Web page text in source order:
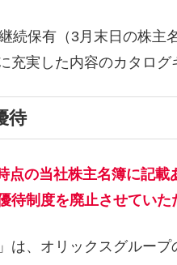
続保有（3月末日の株主
充実した内容のカタログ
待
点の当社株主名簿に記
待制度を廃止させていた
は、オリックスグルー